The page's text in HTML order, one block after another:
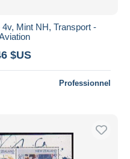
Mint NH, Transport -
$US
Professionnel